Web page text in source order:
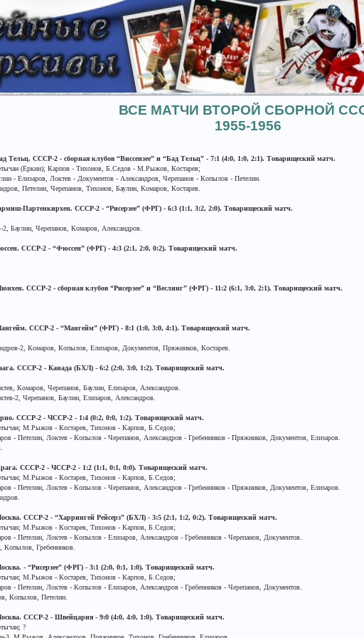
ВСЕ МАТЧИ ВТОРОЙ СБОРНОЙ
1955-1956
Тельц. СССР-2 - сборная клубов “Виссензее” и “Бад Тельц” - 7:1 (4:0, 1:0, 2:1). Товарищеский матч.
(Еркин); Карпов - Тихонов, Б.Седов - М.Рыжов, Костарев;
- Елизаров, Локтев - Документов - Александров, Черепанов - Копылов - Петелин.
Петелин, Черепанов, Тихонов, Баулин, Комаров, Костарев.
Партенкирхен. СССР-2 - “Рисерзее” (ФРГ) - 6:3 (1:1, 3:2, 2:0). Товарищеский матч.
Баулин, Черепанов, Комаров, Александров.
СССР-2 - “Фюссен” (ФРГ) - 4:3 (2:1, 2:0, 0:2). Товарищеский матч.
СССР-2 - сборная клубов “Рисерзее” и “Веслинг” (ФРГ) - 11:2 (6:1, 3:0, 2:1). Товарищеский матч.
СССР-2 - “Мангейм” (ФРГ) - 8:1 (1:0, 3:0, 4:1). Товарищеский матч.
2, Комаров, Копылов, Елизаров, Документов, Пряжников, Костарев.
СССР-2 - Канада (БХЛ) - 6:2 (2:0, 3:0, 1:2). Товарищеский матч.
Комаров, Черепанов, Баулин, Елизаров, Александров.
2, Черепанов, Баулин, Елизаров, Александров.
СССР-2 - ЧССР-2 - 1:4 (0:2, 0:0, 1:2). Товарищеский матч.
М.Рыжов - Костарев, Тихонов - Карпов, Б.Седов;
- Петелин, Локтев - Копылов - Черепанов, Александров - Гребенников - Пряжников, Документов, Елизаров.
СССР-2 - ЧССР-2 - 1:2 (1:1, 0:1, 0:0). Товарищеский матч.
М.Рыжов - Костарев, Тихонов - Карпов, Б.Седов;
- Петелин, Локтев - Копылов - Черепанов, Александров - Гребенников - Пряжников, Документов, Елизаров.
СССР-2 - “Харрингей Рейсерз” (БХЛ) - 3:5 (2:1, 1:2, 0:2). Товарищеский матч.
М.Рыжов - Костарев, Тихонов - Карпов, Б.Седов;
- Петелин, Локтев - Копылов - Елизаров, Александров - Гребенников - Черепанов, Документов.
Копылов, Гребенников.
- “Рисерзее” (ФРГ) - 3:1 (2:0, 0:1, 1:0). Товарищеский матч.
М.Рыжов - Костарев, Тихонов - Карпов, Б.Седов;
- Петелин, Локтев - Копылов - Елизаров, Александров - Гребенников - Черепанов, Документов.
Копылов, Петелин.
СССР-2 - Швейцария - 9:0 (4:0, 4:0, 1:0). Товарищеский матч.
?